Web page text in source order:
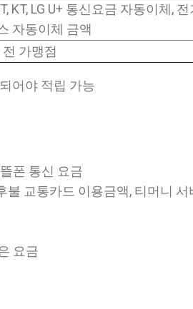
KT, LG U+ 통신요금 자동이체,
자동이체 금액
가맹점
어야 적립 가능
폰 통신 요금
불 교통카드 이용금액, 티머니 서
요금